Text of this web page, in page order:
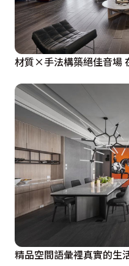
材質×手法構築絕佳音場
精品空間語彙裡真實的生